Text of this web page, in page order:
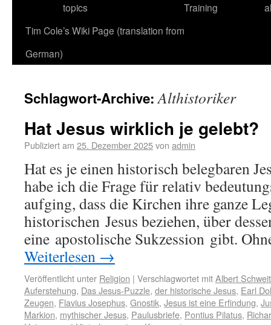
topics
Training
Tim Cole’s Wiki Page (translation from
German)
Schlagwort-Archive:Althistoriker
Hat Jesus wirklich je gelebt?
Publiziert am 25. Dezember 2025von admin
Hat es je einen historisch belegbaren
habe ich die Frage für relativ
aufging, dass die Kirchen ihre ganze
historischen Jesus beziehen, über
eine apostolische Sukzession gibt.
Weiterlesen →
Veröffentlicht unter Religion | Verschlagwortet mitAlbert
Auferstehung, Das Jesus-Puzzle, der historische Jesus, Earl
Zeugen, Flavius Josephus, Gnostik, Jesus ist eine Erfindung,
Markion, mythischer Jesus, Paulusbriefe, Pontius Pilatus,